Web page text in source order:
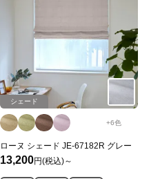
シェード
+6色
ローヌ シェード JE-67182R グレー
13,200円(税込)～